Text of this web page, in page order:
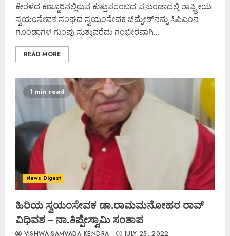
ಕೇರಳದ ಕಣ್ಣೂರಿನಲ್ಲಿರುವ ಕುತ್ತುಪರಂಬದ ಪನುಂಡಾದಲ್ಲಿ ರಾಷ್ಟ್ರೀಯ
ಸ್ವಯಂಸೇವಕ ಸಂಘದ ಸ್ವಯಂಸೇವಕ ಜಿಮ್ನೇಶ್‌ನನ್ನು ಸಿಪಿಎಂ‌ನ
ಗೂಂಡಾಗಳ ಗುಂಪು ಸುತ್ತುವರೆದು ಗಂಭೀರವಾಗಿ...
READ MORE
1 min read
News Digest
ಹಿರಿಯ ಸ್ವಯಂಸೇವಕ ಡಾ.ರಾಮಮನೋಹರ ರಾವ್
ವಿಧಿವಶ – ನಾ.ತಿಪ್ಪೇಸ್ವಾಮಿ ಸಂತಾಪ
VISHWA SAMVADA KENDRA JULY 25, 2022